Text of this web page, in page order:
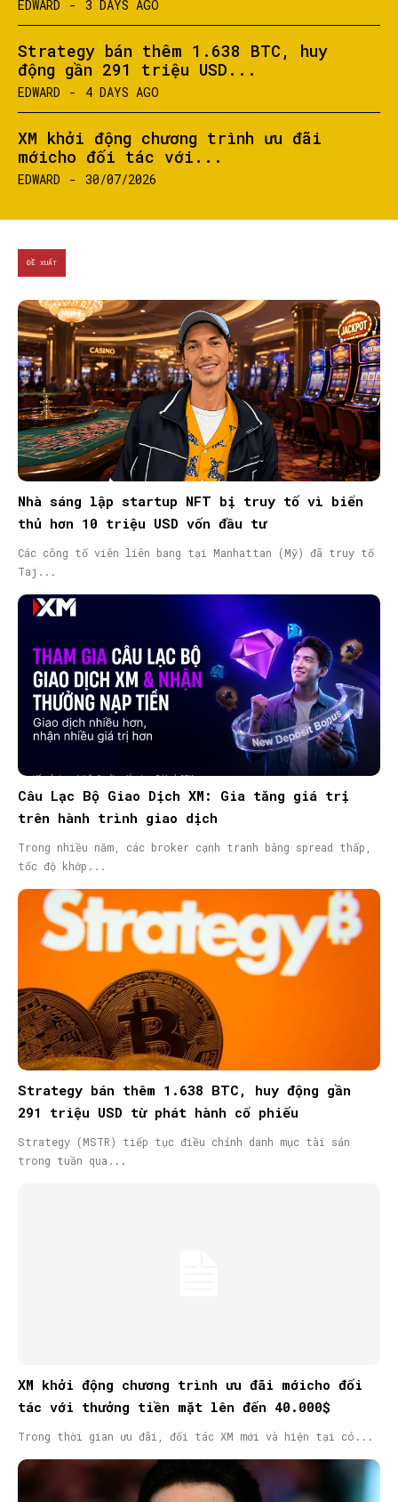
SEARCH...
EDWARD - 3 DAYS AGO
Strategy bán thêm 1.638 BTC, huy
động gần 291 triệu USD...
EDWARD - 4 DAYS AGO
XM khởi động chương trình ưu đãi
mớicho đối tác với...
EDWARD - 30/07/2026
ĐỀ XUẤT
Nhà sáng lập startup NFT bị truy tố vì biển
thủ hơn 10 triệu USD vốn đầu tư
Các công tố viên liên bang tại Manhattan (Mỹ) đã truy tố
Taj...
Câu Lạc Bộ Giao Dịch XM: Gia tăng giá trị
trên hành trình giao dịch
Trong nhiều năm, các broker cạnh tranh bằng spread thấp,
tốc độ khớp...
Strategy bán thêm 1.638 BTC, huy động gần
291 triệu USD từ phát hành cổ phiếu
Strategy (MSTR) tiếp tục điều chỉnh danh mục tài sản
trong tuần qua...
XM khởi động chương trình ưu đãi mớicho đối
tác với thưởng tiền mặt lên đến 40.000$
Trong thời gian ưu đãi, đối tác XM mới và hiện tại có...